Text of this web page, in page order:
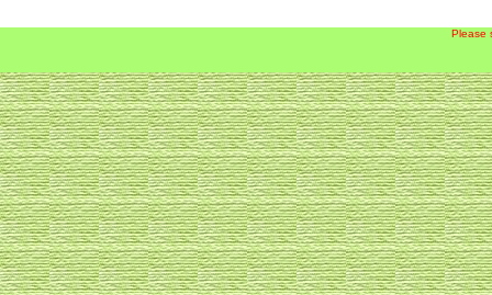
Please